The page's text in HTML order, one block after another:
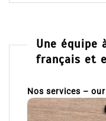
Une équipe
français et
Nos services –